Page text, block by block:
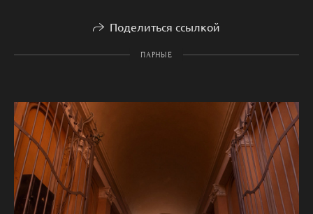
Поделиться ссылкой
ПАРНЫЕ